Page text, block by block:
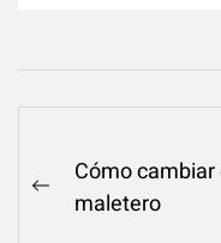
Navegación
de
Previous
Cómo
maletero